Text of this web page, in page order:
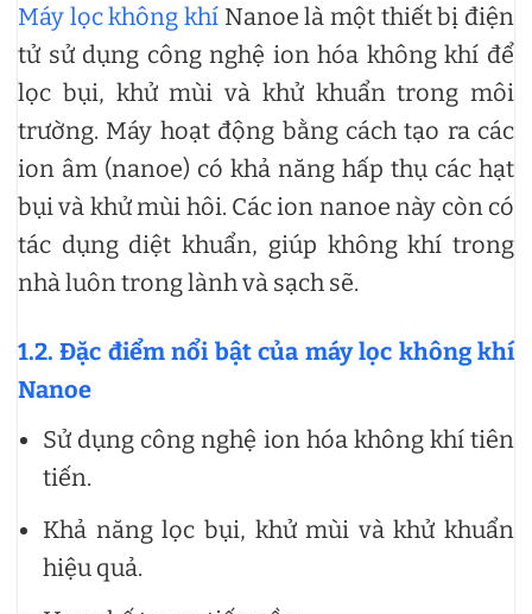
Máy lọc không khí Nanoe là một thiết bị điện
tử sử dụng công nghệ ion hóa không khí để
lọc bụi, khử mùi và khử khuẩn trong môi
trường. Máy hoạt động bằng cách tạo ra các
ion âm (nanoe) có khả năng hấp thụ các hạt
bụi và khử mùi hôi. Các ion nanoe này còn có
tác dụng diệt khuẩn, giúp không khí trong
nhà luôn trong lành và sạch sẽ.
1.2. Đặc điểm nổi bật của máy lọc không khí
Nanoe
Sử dụng công nghệ ion hóa không khí tiên
tiến.
Khả năng lọc bụi, khử mùi và khử khuẩn
hiệu quả.